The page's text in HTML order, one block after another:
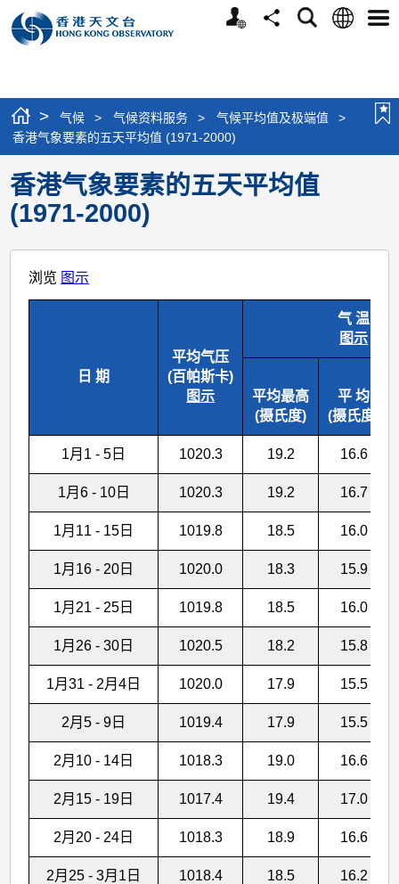
个
分
搜
语
选
> 气候 > 气候资料服务 > 气候平均值及极端值
>
香港气象要素的五天平均值 (1971-2000)
香港气象要素的五天平均值
(1971-2000)
浏览 图示
日 期
平均气压
(百帕斯卡)
图示
气 温
图示
平均最高
(摄氏度)
平 均
(摄氏度)
1月1 - 5日 1020.3 19.2 16.6
1月6 - 10日 1020.3 19.2 16.7
1月11 - 15日 1019.8 18.5 16.0
1月16 - 20日 1020.0 18.3 15.9
1月21 - 25日 1019.8 18.5 16.0
1月26 - 30日 1020.5 18.2 15.8
1月31 - 2月4日 1020.0 17.9 15.5
2月5 - 9日 1019.4 17.9 15.5
2月10 - 14日 1018.3 19.0 16.6
2月15 - 19日 1017.4 19.4 17.0
2月20 - 24日 1018.3 18.9 16.6
2月25 - 3月1日 1018.4 18.5 16.2